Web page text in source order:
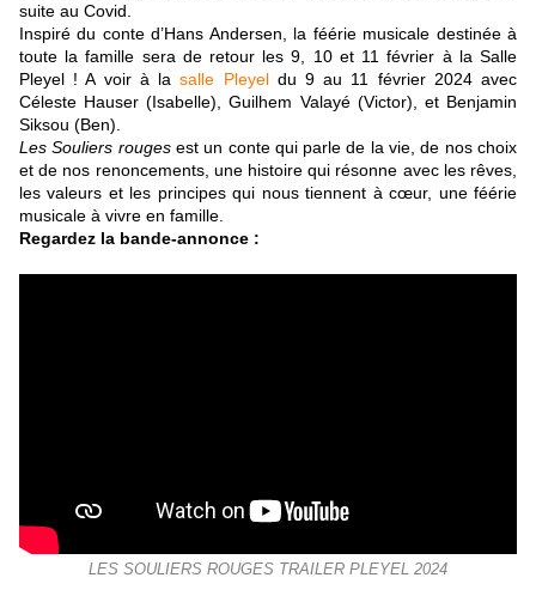
suite au Covid.
Inspiré du conte d’Hans Andersen, la féérie musicale destinée à
toute la famille sera de retour les 9, 10 et 11 février à la Salle
Pleyel ! A voir à lasalle Pleyel du 9 au 11 février 2024 avec
Céleste Hauser (Isabelle), Guilhem Valayé (Victor), et Benjamin
Siksou (Ben).
Les Souliers rouges est un conte qui parle de la vie, de nos choix
et de nos renoncements, une histoire qui résonne avec les rêves,
les valeurs et les principes qui nous tiennent à cœur, une féérie
musicale à vivre en famille.
Regardez la bande-annonce :
LES SOULIERS ROUGES TRAILER PLEYEL 2024